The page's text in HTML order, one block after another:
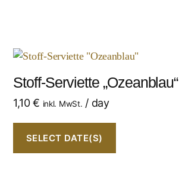
Stoff-Serviette „Ozeanblau“
1,10€ inkl. MwSt. / day
SELECT DATE(S)